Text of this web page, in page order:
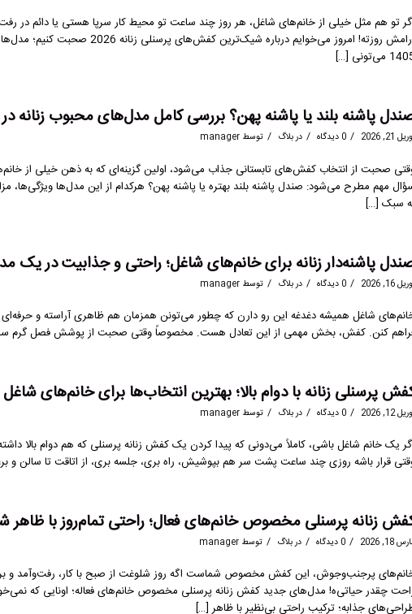
تو هم مثل خیلی از خانم‌های شاغل، هر روز چند ساعت تو محیط کار سرپا هستی یا دائم
آرامش روزته! امروز می‌خوایم درباره
می‌تونی […]
پاشنه بلند یا پاشنه پهن؟ بررسی کامل مدل‌های محبوب زنانه در با
21, 2026
/ 0 دیدگاه / دربلاگ / توسط manager
صحبت از انتخاب کفش‌های تابستانی جذاب می‌شود، اولین گزینه‌ای که به ذهن خیلی از
مهم مطرح می‌شود: صندل پاشنه بلند بهتره یا پاشنه پهن؟ هرکدام از این مدل‌ها ویژگی‌ها،
سبک […]
پاشنه‌دار زنانه برای خانم‌های شاغل؛ راحتی و جذابیت در یک مدل
16, 2026
/ 0 دیدگاه / دربلاگ / توسط manager
شاغل همیشه دغدغه این رو دارن که چطور می‌تونن همزمان هم ظاهری آراسته و حرفه‌ای
کنن. کفش، بخش مهمی از این تعادل هست. مخصوصاً وقتی صحبت از پوشش فصل گرم سال و
پرسنلی زنانه با دوام بالا؛ بهترین انتخاب‌ها برای خانم‌های شاغل با
12, 2026
/ 0 دیدگاه / دربلاگ / توسط manager
یک خانم شاغل باشی، کاملاً می‌دونی که پیدا کردن یک کفش زنانه پرسنلی که هم دوام بالا
قرار باشه روزی چند ساعت پشت سر هم بپوشیش، راه بری، جلسه بری، از اتاقت تا سالن
زنانه پرسنلی مخصوص خانم‌های فعال؛ راحتی تمام‌روز با ظاهر
18, 2026
/ 0 دیدگاه / دربلاگ / توسط manager
پرجنب‌وجوش، این کفش مخصوص شماست اگه روز شلوغت از صبح با کار، رفت‌و‌آمد و
جذابه؛ ترکیب راحتی بی‌نظیر با ظاهر […]